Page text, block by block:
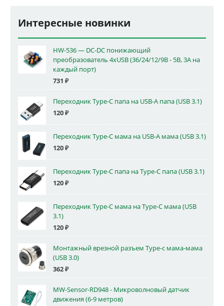
Интересные новинки
HW-536 — DC-DC понижающий
преобразователь 4xUSB (36/24/12/9В - 5В, 3А на
каждый порт)
731 ₽
Переходник Type-C папа на USB-A папа (USB 3.1)
120₽
Переходник Type-C мама на USB-A мама (USB 3.1)
120₽
Переходник Type-C папа на Type-C папа (USB 3.1)
120₽
Переходник Type-C мама на Type-C мама (USB
3.1)
120₽
Монтажный врезной разъем Type-c мама-мама
(USB 3.0)
362₽
MW-Sensor-RD948 - Микроволновый датчик
движения (6-9 метров)